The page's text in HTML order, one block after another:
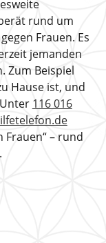
rund um
Frauen. Es
jemanden
Zum Beispiel
Hause ist, und
116 016
Frauen“ – rund